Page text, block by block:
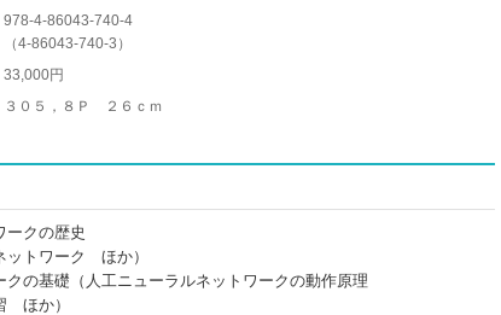
978-4-86043-740-4
（4-86043-740-3 ）
33,000円
３０５，８Ｐ ２６ｃｍ
クの歴史
ットワーク ほか）
の基礎（人工ニューラルネットワークの動作原理
ほか）